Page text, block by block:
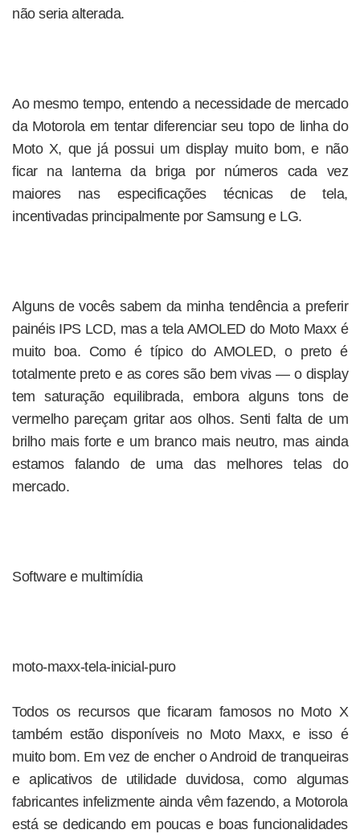
não seria alterada.
Ao mesmo tempo, entendo a necessidade de mercado
da Motorola em tentar diferenciar seu topo de linha do
Moto X, que já possui um display muito bom, e não
ficar na lanterna da briga por números cada vez
maiores nas especificações técnicas de tela,
incentivadas principalmente por Samsung e LG.
Alguns de vocês sabem da minha tendência a preferir
painéis IPS LCD, mas a tela AMOLED do Moto Maxx é
muito boa. Como é típico do AMOLED, o preto é
totalmente preto e as cores são bem vivas — o display
tem saturação equilibrada, embora alguns tons de
vermelho pareçam gritar aos olhos. Senti falta de um
brilho mais forte e um branco mais neutro, mas ainda
estamos falando de uma das melhores telas do
mercado.
Software e multimídia
moto-maxx-tela-inicial-puro
Todos os recursos que ficaram famosos no Moto X
também estão disponíveis no Moto Maxx, e isso é
muito bom. Em vez de encher o Android de tranqueiras
e aplicativos de utilidade duvidosa, como algumas
fabricantes infelizmente ainda vêm fazendo, a Motorola
está se dedicando em poucas e boas funcionalidades